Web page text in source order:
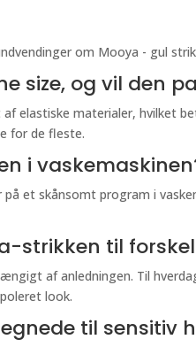
om Mooya - gul
size, og vil den
elastiske materialer, hvilket
for de fleste.
i
et skånsomt program i
strikken til
af anledningen. Til
look.
til sensitiv